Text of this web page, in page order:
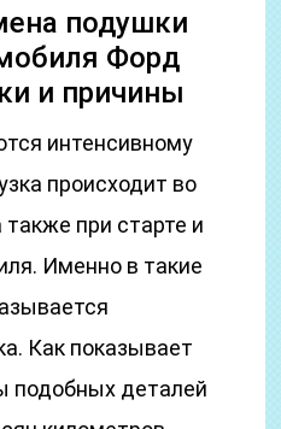
подушки
Форд
и причины
интенсивному
происходит во
при старте и
Именно в такие
Как показывает
подобных деталей